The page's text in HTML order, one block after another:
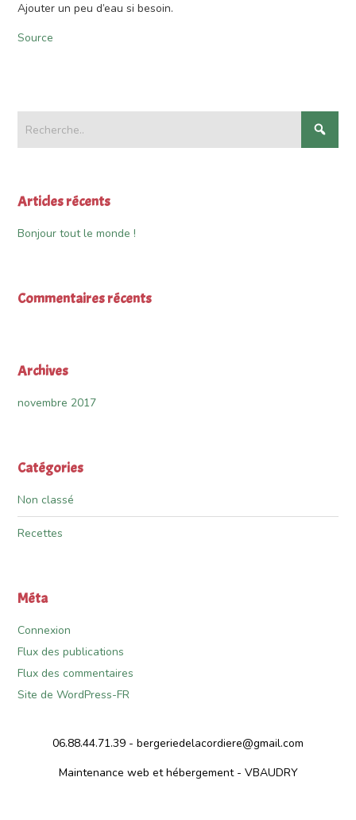
Ajouter un peu d’eau si besoin.
Source
Articles récents
Bonjour tout le monde !
Commentaires récents
Archives
novembre 2017
Catégories
Non classé
Recettes
Méta
Connexion
Flux des publications
Flux des commentaires
Site de WordPress-FR
06.88.44.71.39 - bergeriedelacordiere@gmail.com
Maintenance web et hébergement - VBAUDRY